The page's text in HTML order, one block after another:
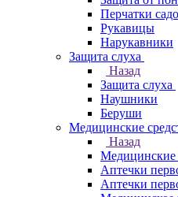
Перчатки
Рукавицы
Нарукавники
Защита слуха
Назад
Защита слуха
Наушники
Беруши
Медицинские
Назад
Медицинские
Аптечки
Аптечки